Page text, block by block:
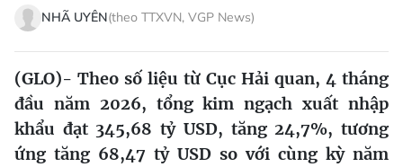
NHÃ UYÊN(theo TTXVN, VGP News)
(GLO)- Theo số liệu từ Cục Hải quan, 4 tháng
đầu năm 2026, tổng kim ngạch xuất nhập
khẩu đạt 345,68 tỷ USD, tăng 24,7%, tương
ứng tăng 68,47 tỷ USD so với cùng kỳ năm